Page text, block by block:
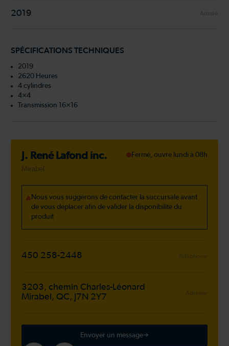
2019
SPÉCIFICATIONS TECHNIQUES
2019
2620 Heures
4 cylindres
4×4
Transmission 16×16
J. René Lafond inc.
Mirabel
Fermé, ouvre lundi à 08h
Nous vous suggérons de contacter la succursale avant
de vous déplacer afin de valider la disponibilité du
produit
450 258-2448
3203, chemin Charles-Léonard
Mirabel, QC, J7N 2Y7
Envoyer un message